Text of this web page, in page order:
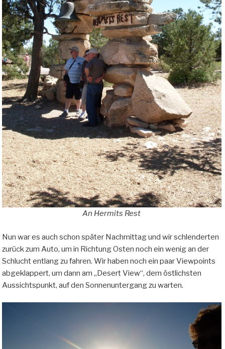
An Hermits Rest
Nun war es auch schon später Nachmittag und wir schlenderten
zurück zum Auto, um in Richtung Osten noch ein wenig an der
Schlucht entlang zu fahren. Wir haben noch ein paar Viewpoints
abgeklappert, um dann am „Desert View“, dem östlichsten
Aussichtspunkt, auf den Sonnenuntergang zu warten.